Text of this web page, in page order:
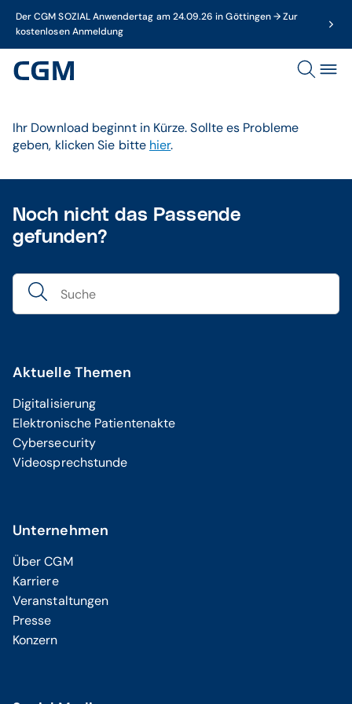
Der CGM SOZIAL Anwendertag am 24.09.26 in Göttingen → Zur
kostenlosen Anmeldung
Ihr Download beginnt in Kürze. Sollte es Probleme
geben, klicken Sie bitte hier.
Noch nicht das Passende
gefunden?
Aktuelle Themen
Digitalisierung
Elektronische Patientenakte
Cybersecurity
Videosprechstunde
Unternehmen
Über CGM
Karriere
Veranstaltungen
Presse
Konzern